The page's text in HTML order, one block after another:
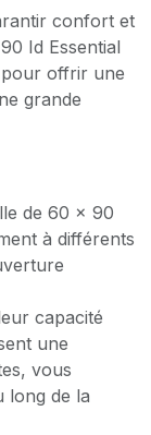
confort et
Id Essential
offrir une
grande
de 60 x 90
à différents
capacité
une
vous
long de la